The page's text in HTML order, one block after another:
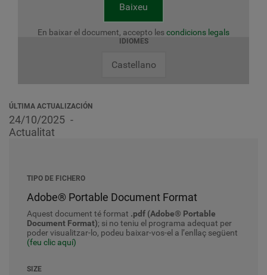
Baixeu
En baixar el document, accepto lescondicions legals
IDIOMES
Castellano
ÚLTIMA ACTUALIZACIÓN
24/10/2025
Actualitat
TIPO DE FICHERO
Adobe® Portable Document Format
Aquest document té format .pdf (Adobe® Portable
Document Format); si no teniu el programa adequat per
poder visualitzar-lo, podeu baixar-vos-el a l’enllaç següent
(feu clic aquí)
SIZE